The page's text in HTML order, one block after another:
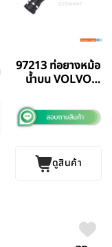
97213 ท่อยางหม้อ
น้ำบน VOLVO
GERMANY แท้
ดูสินค้า